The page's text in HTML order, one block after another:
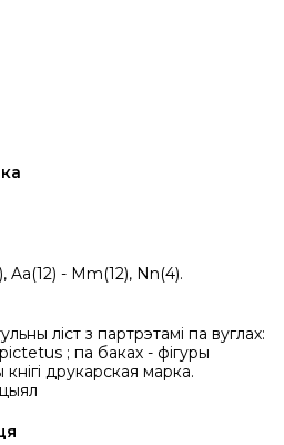
Aa(12) - Mm(12), Nn(4).
ліст з партрэтамi па вуглах:
; па баках - фігуры
друкарская марка.